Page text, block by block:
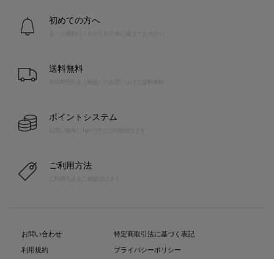
初めての方へ
送料無料
10,000円以上（税込）のお買い上げで送料無料
ポイントシステム
お買い物毎に1pt=1円でご利用頂けます
ご利用方法
お問い合わせ
利用規約
特定商取引法に基づく表記
プライバシーポリシー